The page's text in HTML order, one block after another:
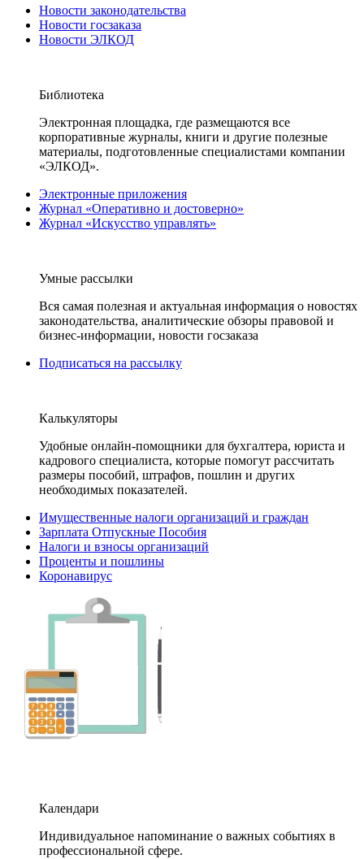
Новости законодательства
Новости госзаказа
Новости ЭЛКОД
Библиотека
Электронная площадка, где размещаются все
корпоративные журналы, книги и другие полезные
материалы, подготовленные специалистами компании
«ЭЛКОД».
Электронные приложения
Журнал «Оперативно и достоверно»
Журнал «Искусство управлять»
Умные рассылки
Вся самая полезная и актуальная информация о новостях
законодательства, аналитические обзоры правовой и
бизнес-информации, новости госзаказа
Подписаться на рассылку
Калькуляторы
Удобные онлайн-помощники для бухгалтера, юриста и
кадрового специалиста, которые помогут рассчитать
размеры пособий, штрафов, пошлин и других
необходимых показателей.
Имущественные налоги организаций и граждан
Зарплата Отпускные Пособия
Налоги и взносы организаций
Проценты и пошлины
Коронавирус
Календари
Индивидуальное напоминание о важных событиях в
профессиональной сфере.